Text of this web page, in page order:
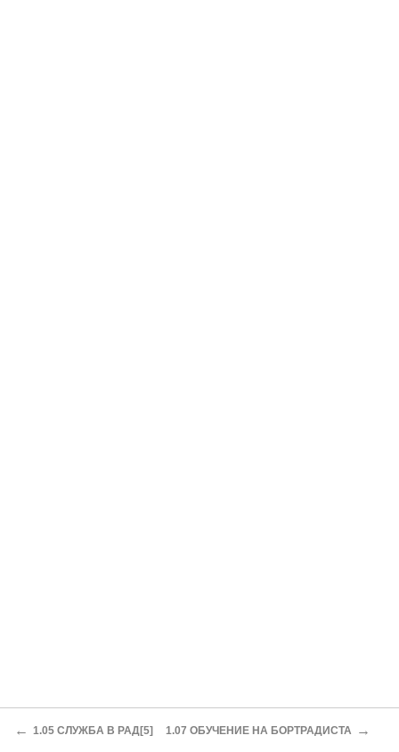
← 1.05 СЛУЖБА В РАД[5] 1.07 ОБУЧЕНИЕ НА БОРТРАДИСТА →